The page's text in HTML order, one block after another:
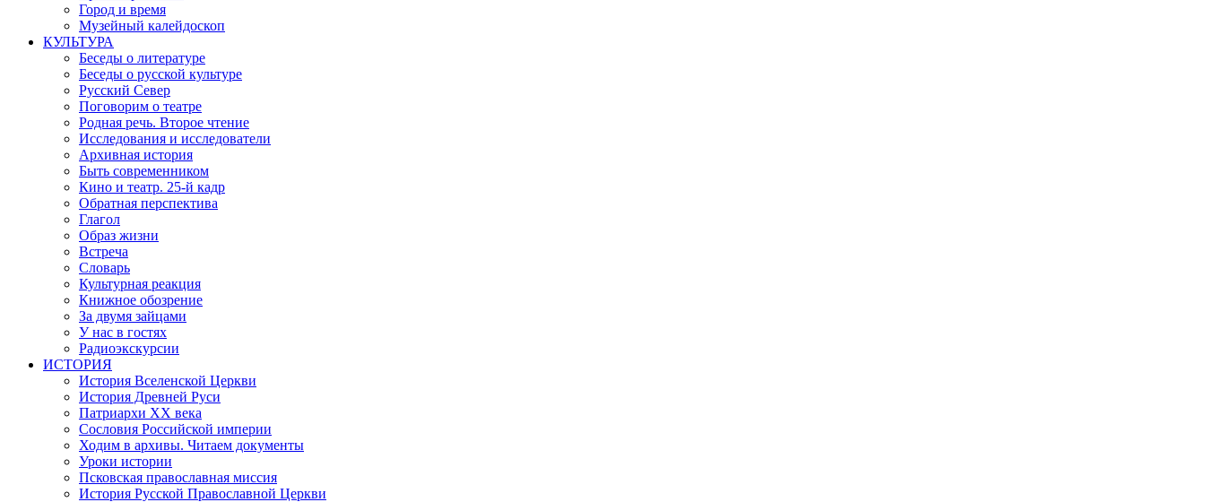
Город и время
Музейный калейдоскоп
КУЛЬТУРА
Беседы о литературе
Беседы о русской культуре
Русский Север
Поговорим о театре
Родная речь. Второе чтение
Исследования и исследователи
Архивная история
Быть современником
Кино и театр. 25-й кадр
Обратная перспектива
Глагол
Образ жизни
Встреча
Словарь
Культурная реакция
Книжное обозрение
За двумя зайцами
У нас в гостях
Радиоэкскурсии
ИСТОРИЯ
История Вселенской Церкви
История Древней Руси
Патриархи XX века
Сословия Российской империи
Ходим в архивы. Читаем документы
Уроки истории
Псковская православная миссия
История Русской Православной Церкви